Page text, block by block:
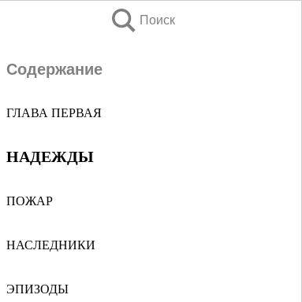
Поиск
Содержание
ГЛАВА ПЕРВАЯ
НАДЕЖДЫ
ПОЖАР
НАСЛЕДНИКИ
ЭПИЗОДЫ